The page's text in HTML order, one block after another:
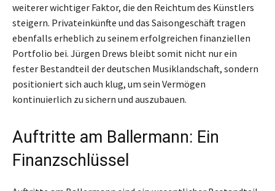
weiterer wichtiger Faktor, die den Reichtum des Künstlers
steigern. Privateinkünfte und das Saisongeschäft tragen
ebenfalls erheblich zu seinem erfolgreichen finanziellen
Portfolio bei. Jürgen Drews bleibt somit nicht nur ein
fester Bestandteil der deutschen Musiklandschaft, sondern
positioniert sich auch klug, um sein Vermögen
kontinuierlich zu sichern und auszubauen.
Auftritte am Ballermann: Ein
Finanzschlüssel